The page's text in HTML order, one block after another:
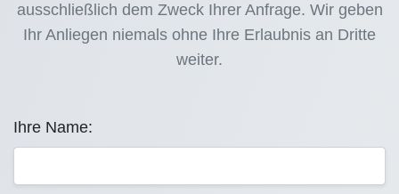
ausschließlich dem Zweck Ihrer Anfrage. Wir geben
Ihr Anliegen niemals ohne Ihre Erlaubnis an Dritte
weiter.
Ihre Name: